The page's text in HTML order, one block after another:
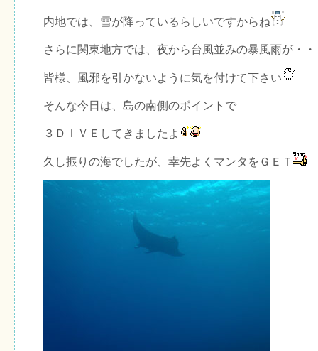
内地では、雪が降っているらしいですからね
さらに関東地方では、夜から台風並みの暴風雨が・
皆様、風邪を引かないように気を付けて下さい
そんな今日は、島の南側のポイントで
３ＤＩＶＥしてきましたよ
久し振りの海でしたが、幸先よくマンタをＧＥＴ